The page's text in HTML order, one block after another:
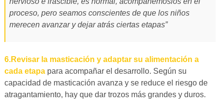
proceso, pero seamos conscientes de que los niños
merecen avanzar y dejar atrás ciertas etapas”
6.Revisar la masticación y adaptar su alimentación a
cada etapa para acompañar el desarrollo. Según su
capacidad de masticación avanza y se reduce el riesgo de
atragantamiento, hay que dar trozos más grandes y duros.